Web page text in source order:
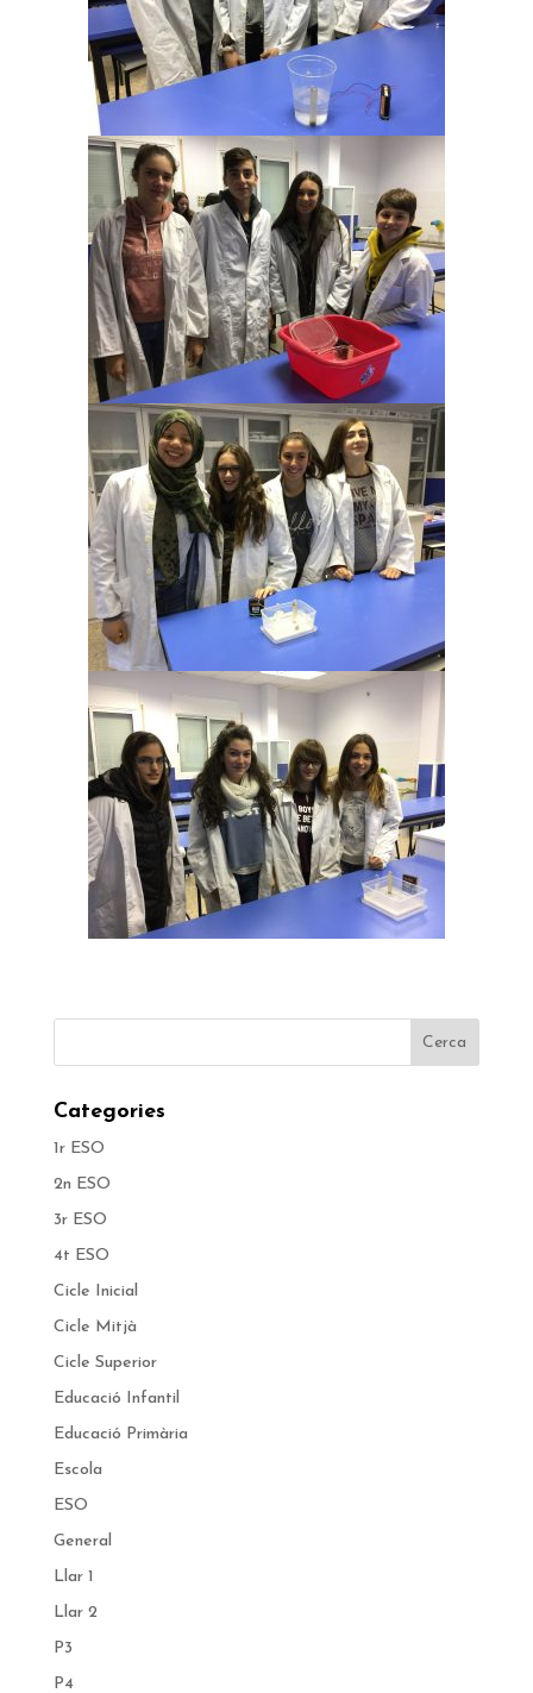
Categories
1r ESO
2n ESO
3r ESO
4t ESO
Cicle Inicial
Cicle Mitjà
Cicle Superior
Educació Infantil
Educació Primària
Escola
ESO
General
Llar 1
Llar 2
P3
P4